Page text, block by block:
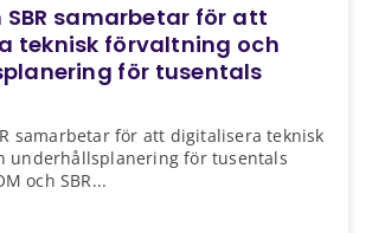
SBR samarbetar för att
teknisk förvaltning och
för tusentals
samarbetar för att digitalisera teknisk
underhållsplanering för tusentals
och SBR